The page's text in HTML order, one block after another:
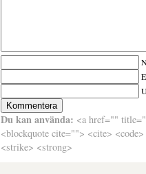
Du kan använda: <a href=""
<blockquote cite=""> <cite>
<strike> <strong>